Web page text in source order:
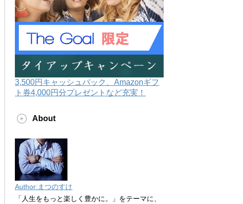
3,500円キャッシュバック、Amazonギフ
ト券4,000円分プレゼントなど充実！
About
Author:まつのすけ
「人生をもっと楽しく豊かに。」をテーマに、